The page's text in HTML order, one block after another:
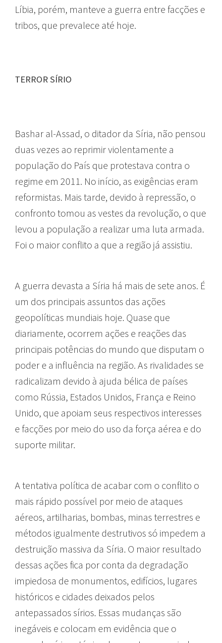
Líbia, porém, manteve a guerra entre facções e
tribos, que prevalece até hoje.
TERROR SÍRIO
Bashar al-Assad, o ditador da Síria, não pensou
duas vezes ao reprimir violentamente a
população do País que protestava contra o
regime em 2011. No início, as exigências eram
reformistas. Mais tarde, devido à repressão, o
confronto tomou as vestes da revolução, o que
levou a população a realizar uma luta armada.
Foi o maior conflito a que a região já assistiu.
A guerra devasta a Síria há mais de sete anos. É
um dos principais assuntos das ações
geopolíticas mundiais hoje. Quase que
diariamente, ocorrem ações e reações das
principais potências do mundo que disputam o
poder e a influência na região. As rivalidades se
radicalizam devido à ajuda bélica de países
como Rússia, Estados Unidos, França e Reino
Unido, que apoiam seus respectivos interesses
e facções por meio do uso da força aérea e do
suporte militar.
A tentativa política de acabar com o conflito o
mais rápido possível por meio de ataques
aéreos, artilharias, bombas, minas terrestres e
métodos igualmente destrutivos só impedem a
destruição massiva da Síria. O maior resultado
dessas ações fica por conta da degradação
impiedosa de monumentos, edifícios, lugares
históricos e cidades deixados pelos
antepassados sírios. Essas mudanças são
inegáveis e colocam em evidência que o